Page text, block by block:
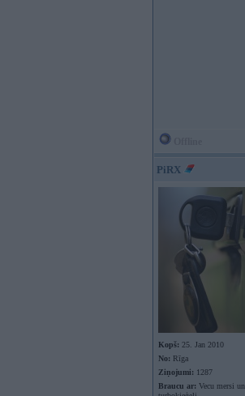
PiRX
Kopš: 25. Jan 2010
No: Rīga
Ziņojumi: 1287
Braucu ar: Vecu mersi un